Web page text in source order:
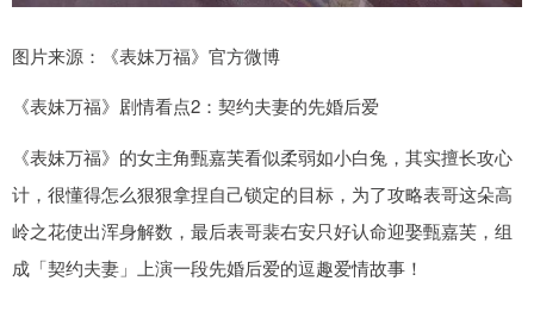
图片来源：《表妹万福》官方微博
《表妹万福》剧情看点2：契约夫妻的先婚后爱
《表妹万福》的女主角甄嘉芙看似柔弱如小白兔，其实擅长攻心
计，很懂得怎么狠狠拿捏自己锁定的目标，为了攻略表哥这朵高
岭之花使出浑身解数，最后表哥裴右安只好认命迎娶甄嘉芙，组
成「契约夫妻」上演一段先婚后爱的逗趣爱情故事！